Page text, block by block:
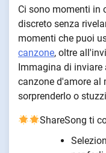
Ci sono momenti in
discreto senza
momenti che puoi
canzone, oltre
Immagina di
canzone d'amore al
sorprenderlo o
ShareSong ti